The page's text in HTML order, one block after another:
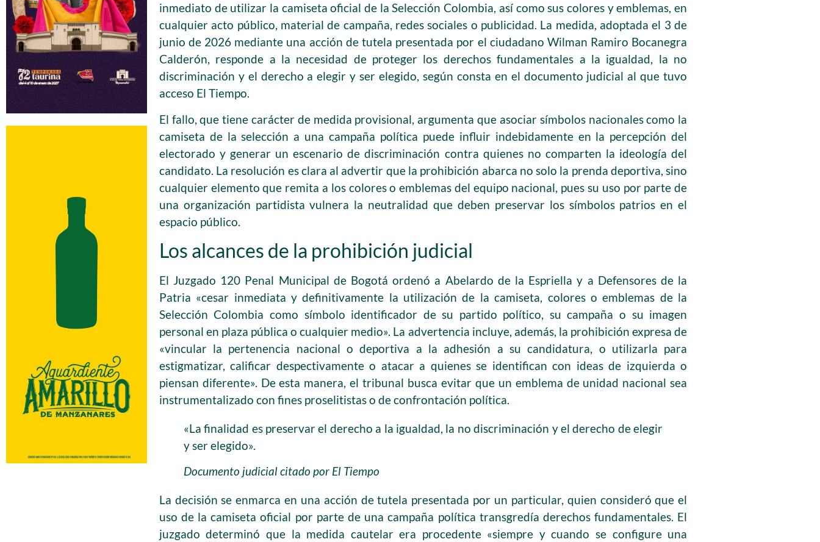
inmediato de utilizar la camiseta oficial de la Selección Colombia, así como sus colores y emblemas, en
cualquier acto público, material de campaña, redes sociales o publicidad. La medida, adoptada el 3 de
junio de 2026 mediante una acción de tutela presentada por el ciudadano Wilman Ramiro Bocanegra
Calderón, responde a la necesidad de proteger los derechos fundamentales a la igualdad, la no
discriminación y el derecho a elegir y ser elegido, según consta en el documento judicial al que tuvo
acceso El Tiempo.
El fallo, que tiene carácter de medida provisional, argumenta que asociar símbolos nacionales como la
camiseta de la selección a una campaña política puede influir indebidamente en la percepción del
electorado y generar un escenario de discriminación contra quienes no comparten la ideología del
candidato. La resolución es clara al advertir que la prohibición abarca no solo la prenda deportiva, sino
cualquier elemento que remita a los colores o emblemas del equipo nacional, pues su uso por parte de
una organización partidista vulnera la neutralidad que deben preservar los símbolos patrios en el
espacio público.
Los alcances de la prohibición judicial
El Juzgado 120 Penal Municipal de Bogotá ordenó a Abelardo de la Espriella y a Defensores de la
Patria «cesar inmediata y definitivamente la utilización de la camiseta, colores o emblemas de la
Selección Colombia como símbolo identificador de su partido político, su campaña o su imagen
personal en plaza pública o cualquier medio». La advertencia incluye, además, la prohibición expresa de
«vincular la pertenencia nacional o deportiva a la adhesión a su candidatura, o utilizarla para
estigmatizar, calificar despectivamente o atacar a quienes se identifican con ideas de izquierda o
piensan diferente». De esta manera, el tribunal busca evitar que un emblema de unidad nacional sea
instrumentalizado con fines proselitistas o de confrontación política.
«La finalidad es preservar el derecho a la igualdad, la no discriminación y el derecho de elegir
y ser elegido».
Documento judicial citado por El Tiempo
La decisión se enmarca en una acción de tutela presentada por un particular, quien consideró que el
uso de la camiseta oficial por parte de una campaña política transgredía derechos fundamentales. El
juzgado determinó que la medida cautelar era procedente «siempre y cuando se configure una